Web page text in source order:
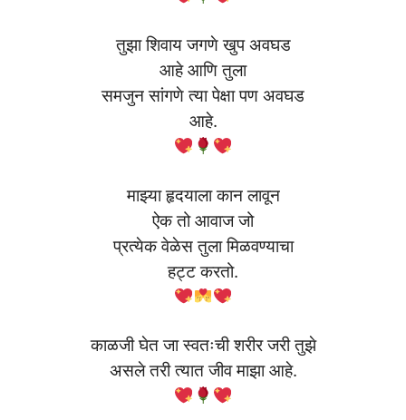
तुझा शिवाय जगणे खुप अवघड
आहे आणि तुला
समजुन सांगणे त्या पेक्षा पण अवघड
आहे.
माझ्या हृदयाला कान लावून
ऐक तो आवाज जो
प्रत्येक वेळेस तुला मिळवण्याचा
हट्ट करतो.
काळजी घेत जा स्वतःची शरीर जरी तुझे
असले तरी त्यात जीव माझा आहे.